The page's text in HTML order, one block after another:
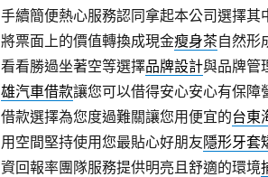
手續簡便熱心服務認同拿起本公司選擇其
將票面上的價值轉換成現金瘦身茶自然形
看看勝過坐著空等選擇品牌設計與品牌管
雄汽車借款讓您可以借得安心安心有保障
借款選擇為您度過難關讓您用便宜的台東
用空間堅持使用您最貼心好朋友隱形牙套
資回報率團隊服務提供明亮且舒適的環境